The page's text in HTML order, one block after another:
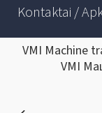
Kontaktai /
VMI Machine
VMI